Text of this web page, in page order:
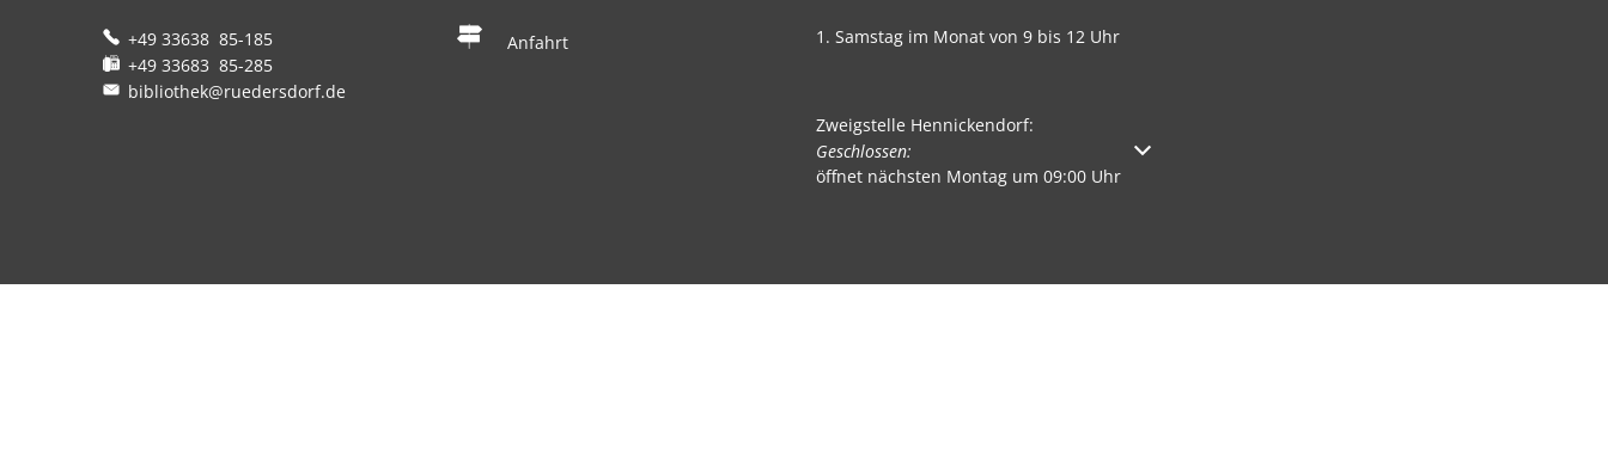
+49 33638 85-185
+49 33683 85-285
bibliothek@ruedersdorf.de
Anfahrt 1. Samstag im Monat von 9 bis 12 Uhr
Zweigstelle Hennickendorf:
Klicken, um weitere Öffnungs- oder Schließzeiten auszublenden
Geschlossen:
öffnet nächsten Montag um 09:00 Uhr